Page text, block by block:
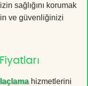
sağlığını korumak
ve güvenliğinizi
hizmetlerini